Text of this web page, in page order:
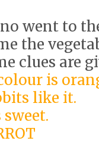
went to
the
clues are
is
like it.